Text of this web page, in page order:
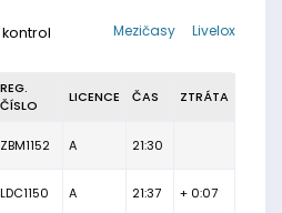
kontrol Livelox
Mezičasy
REG.
ČÍSLO
LICENCE ČAS ZTRÁTA
ZBM1152 A 21:30
LDC1150 A 21:37 + 0:07